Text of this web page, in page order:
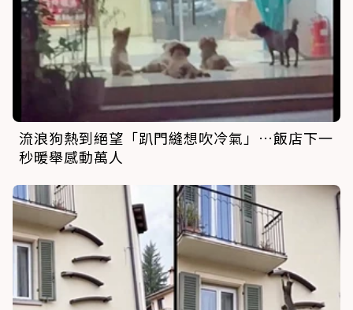
流浪狗熱到絕望「趴門縫想吹冷氣」…飯店下一
秒暖舉感動萬人